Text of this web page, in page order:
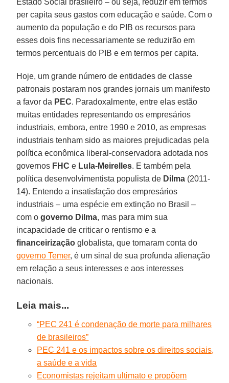
per capita seus gastos com educação e saúde. Com o
aumento da população e do PIB os recursos para
esses dois fins necessariamente se reduzirão em
termos percentuais do PIB e em termos per capita.
Hoje, um grande número de entidades de classe
patronais postaram nos grandes jornais um manifesto
a favor da PEC. Paradoxalmente, entre elas estão
muitas entidades representando os empresários
industriais, embora, entre 1990 e 2010, as empresas
industriais tenham sido as maiores prejudicadas pela
política econômica liberal-conservadora adotada nos
governos FHC e Lula-Meirelles. E também pela
política desenvolvimentista populista de Dilma (2011-
14). Entendo a insatisfação dos empresários
industriais – uma espécie em extinção no Brasil –
com ogoverno Dilma, mas para mim sua
incapacidade de criticar o rentismo e a
financeirização globalista, que tomaram conta do
governo Temer, é um sinal de sua profunda alienação
em relação a seus interesses e aos interesses
nacionais.
Leia mais...
“PEC 241 é condenação de morte para milhares
de brasileiros”
PEC 241 e os impactos sobre os direitos sociais,
a saúde e a vida
Economistas rejeitam ultimato e propõem